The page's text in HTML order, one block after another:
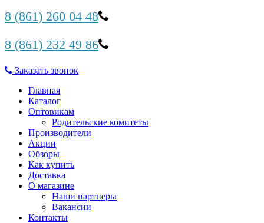
8 (861) 260 04 48
8 (861) 232 49 86
Заказать звонок
Главная
Каталог
Оптовикам
Родительские комитеты
Производители
Акции
Обзоры
Как купить
Доставка
О магазине
Наши партнеры
Вакансии
Контакты